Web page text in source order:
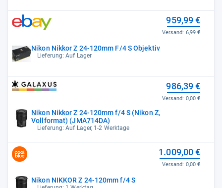
Nikon Nikkor Z 24-120mm F/4 S Objektiv
Lieferung: Auf Lager
959,99 €
Versand: 6,99 €
Nikon Nikkor Z 24-120mm f/4 S (Nikon Z,
Vollformat) (JMA714DA)
Lieferung: Auf Lager, 1-2 Werktage
986,39 €
Versand: 0,00 €
Nikon NIKKOR Z 24-120mm f/4 S
1.009,00 €
Versand: 0,00 €